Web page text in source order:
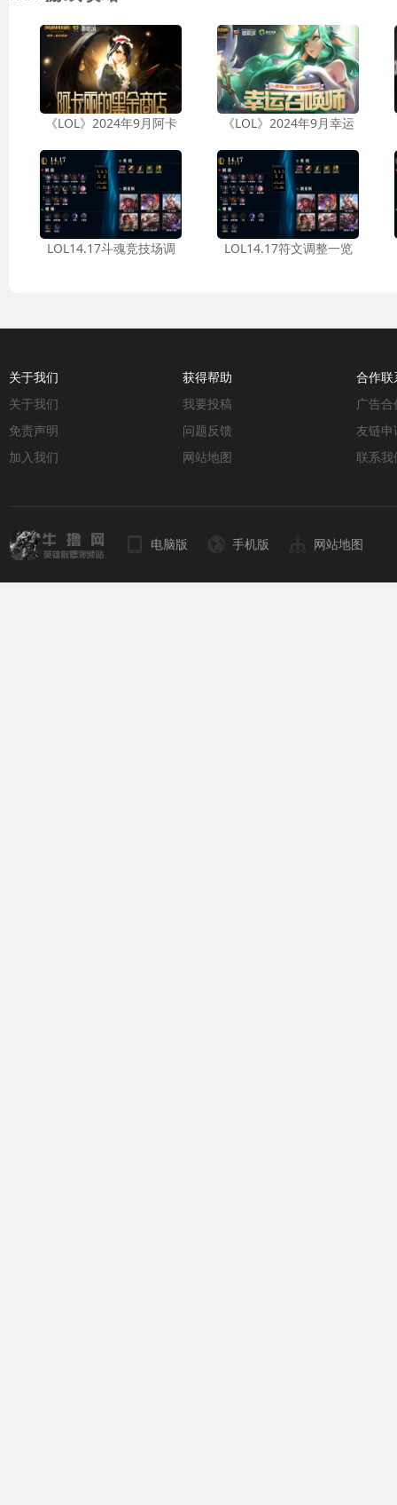
《LOL》2024年9月阿卡 《LOL》2024年9月幸运
LOL14.17斗魂竞技场调 LOL14.17符文调整一览
关于我们
关于我们
免责声明
加入我们
获得帮助
我要投稿
问题反馈
网站地图
合作联
广告合
友链申
联系我
电脑版 手机版 网站地图